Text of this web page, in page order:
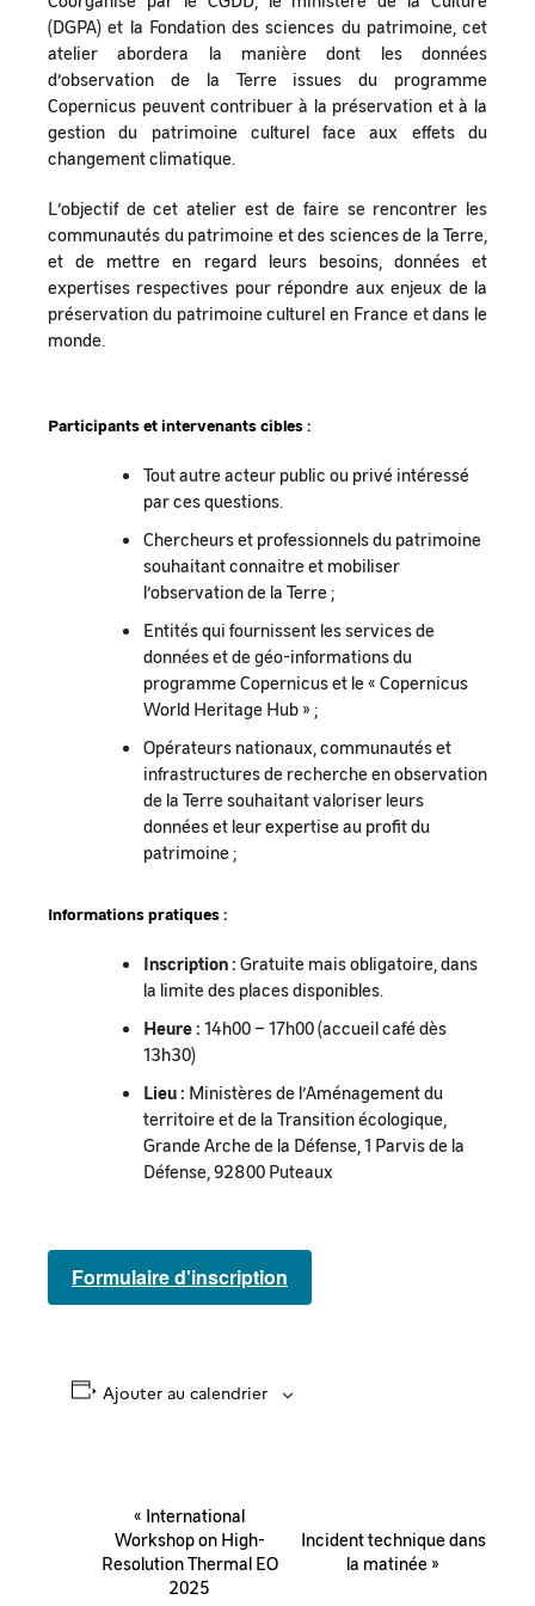
(DGPA) et la Fondation des sciences du patrimoine, cet
atelier abordera la manière dont les données
d’observation de la Terre issues du programme
Copernicus peuvent contribuer à la préservation et à la
gestion du patrimoine culturel face aux effets du
changement climatique.
L’objectif de cet atelier est de faire se rencontrer les
communautés du patrimoine et des sciences de la Terre,
et de mettre en regard leurs besoins, données et
expertises respectives pour répondre aux enjeux de la
préservation du patrimoine culturel en France et dans le
monde.
Participants et intervenants cibles :
Tout autre acteur public ou privé intéressé
par ces questions.
Chercheurs et professionnels du patrimoine
souhaitant connaitre et mobiliser
l’observation de la Terre ;
Entités qui fournissent les services de
données et de géo-informations du
programme Copernicus et le « Copernicus
World Heritage Hub » ;
Opérateurs nationaux, communautés et
infrastructures de recherche en observation
de la Terre souhaitant valoriser leurs
données et leur expertise au profit du
patrimoine ;
Informations pratiques :
Inscription : Gratuite mais obligatoire, dans
la limite des places disponibles.
Heure : 14h00 – 17h00 (accueil café dès
13h30)
Lieu : Ministères de l’Aménagement du
territoire et de la Transition écologique,
Grande Arche de la Défense, 1 Parvis de la
Défense, 92800 Puteaux
Formulaire d'inscription
Ajouter au calendrier
Évènement
« International
Workshop on High-
Resolution Thermal EO
2025
Incident technique dans
la matinée »